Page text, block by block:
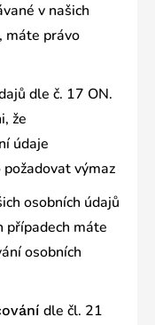
v našich
máte právo
dle č. 17 ON.
že
údaje
výmaz
osobních údajů
případech máte
osobních
dle čl. 21